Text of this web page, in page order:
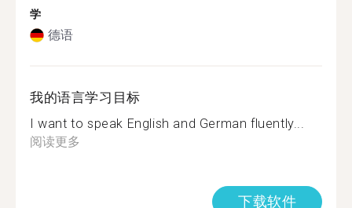
学
德语
我的语言学习目标
I want to speak English and German fluently...
阅读更多
下载软件